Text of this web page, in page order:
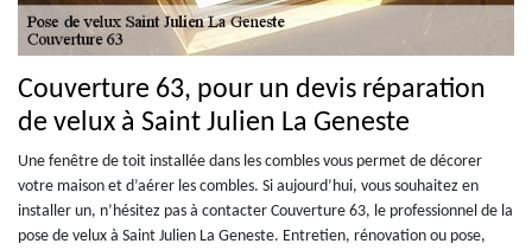
Couverture 63, pour un devis réparation
de velux à Saint Julien La Geneste
Une fenêtre de toit installée dans les combles vous permet de décorer
votre maison et d’aérer les combles. Si aujourd’hui, vous souhaitez en
installer un, n’hésitez pas à contacter Couverture 63, le professionnel de la
pose de velux à Saint Julien La Geneste. Entretien, rénovation ou pose,